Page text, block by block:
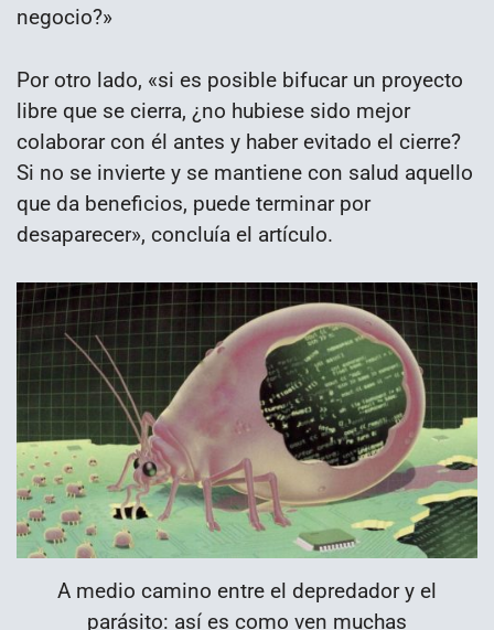
negocio?»
Por otro lado, «si es posible bifucar un proyecto
libre que se cierra, ¿no hubiese sido mejor
colaborar con él antes y haber evitado el cierre?
Si no se invierte y se mantiene con salud aquello
que da beneficios, puede terminar por
desaparecer», concluía el artículo.
A medio camino entre el depredador y el
parásito: así es como ven muchas